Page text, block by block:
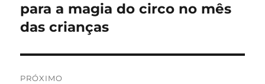
Post
anterior:
para a magia do circo no mês
das crianças
PRÓXIMO